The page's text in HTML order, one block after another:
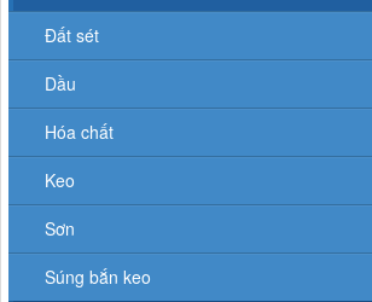
Đất sét
Dầu
Hóa chất
Keo
Sơn
Súng bắn keo